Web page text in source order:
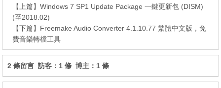
【上篇】Windows 7 SP1 Update Package 一鍵更新包 (DISM)
(至2018.02)
【下篇】 Freemake Audio Converter 4.1.10.77 繁體中文版，免
費音樂轉檔工具
2 條留言 訪客：1 條 博主：1 條